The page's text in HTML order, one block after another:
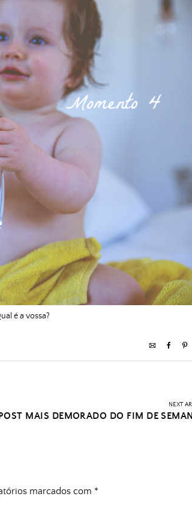
é a vossa?
NEXT
POST MAIS DEMORADO DO FIM DE
marcados com *